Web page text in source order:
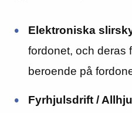
Elektroniska
fordonet, och deras
beroende på
Fyrhjulsdrift /